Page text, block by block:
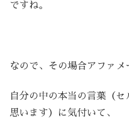
ですね。
なので、その場合アファメ
自分の中の本当の言葉（
思います）に気付いて、